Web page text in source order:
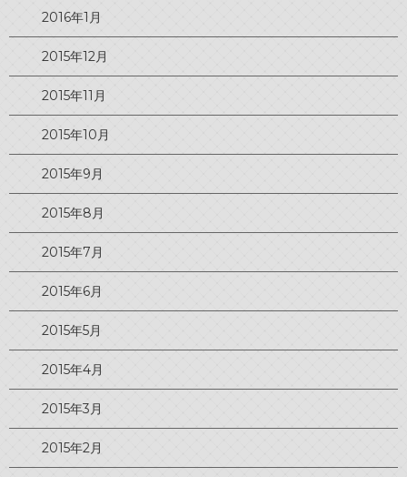
2016年1月
2015年12月
2015年11月
2015年10月
2015年9月
2015年8月
2015年7月
2015年6月
2015年5月
2015年4月
2015年3月
2015年2月